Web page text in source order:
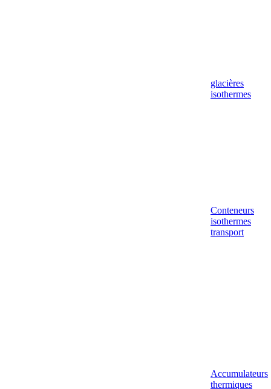
glacières
isothermes
Conteneurs
isothermes
transport
Accumulateurs
thermiques